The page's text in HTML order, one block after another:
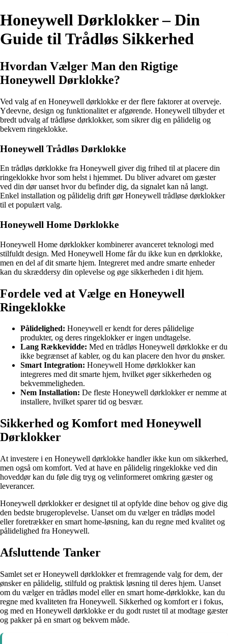
Honeywell Dørklokker – Din
Guide til Trådløs Sikkerhed
Hvordan Vælger Man den Rigtige
Honeywell Dørklokke?
Ved valg af en Honeywell dørklokke er der flere faktorer at overveje.
Ydeevne, design og funktionalitet er afgørende. Honeywell tilbyder et
bredt udvalg af trådløse dørklokker, som sikrer dig en pålidelig og
bekvem ringeklokke.
Honeywell Trådløs Dørklokke
En trådløs dørklokke fra Honeywell giver dig frihed til at placere din
ringeklokke hvor som helst i hjemmet. Du bliver advaret om gæster
ved din dør uanset hvor du befinder dig, da signalet kan nå langt.
Enkel installation og pålidelig drift gør Honeywell trådløse dørklokker
til et populært valg.
Honeywell Home Dørklokke
Honeywell Home dørklokker kombinerer avanceret teknologi med
stilfuldt design. Med Honeywell Home får du ikke kun en dørklokke,
men en del af dit smarte hjem. Integreret med andre smarte enheder
kan du skræddersy din oplevelse og øge sikkerheden i dit hjem.
Fordele ved at Vælge en Honeywell
Ringeklokke
Pålidelighed: Honeywell er kendt for deres pålidelige
produkter, og deres ringeklokker er ingen undtagelse.
Lang Rækkevidde: Med en trådløs Honeywell dørklokke er du
ikke begrænset af kabler, og du kan placere den hvor du ønsker.
Smart Integration: Honeywell Home dørklokker kan
integreres med dit smarte hjem, hvilket øger sikkerheden og
bekvemmeligheden.
Nem Installation: De fleste Honeywell dørklokker er nemme at
installere, hvilket sparer tid og besvær.
Sikkerhed og Komfort med Honeywell
Dørklokker
At investere i en Honeywell dørklokke handler ikke kun om sikkerhed,
men også om komfort. Ved at have en pålidelig ringeklokke ved din
hoveddør kan du føle dig tryg og velinformeret omkring gæster og
leverancer.
Honeywell dørklokker er designet til at opfylde dine behov og give dig
den bedste brugeroplevelse. Uanset om du vælger en trådløs model
eller foretrækker en smart home-løsning, kan du regne med kvalitet og
pålidelighed fra Honeywell.
Afsluttende Tanker
Samlet set er Honeywell dørklokker et fremragende valg for dem, der
ønsker en pålidelig, stilfuld og praktisk løsning til deres hjem. Uanset
om du vælger en trådløs model eller en smart home-dørklokke, kan du
regne med kvaliteten fra Honeywell. Sikkerhed og komfort er i fokus,
og med en Honeywell dørklokke er du godt rustet til at modtage gæster
og pakker på en smart og bekvem måde.